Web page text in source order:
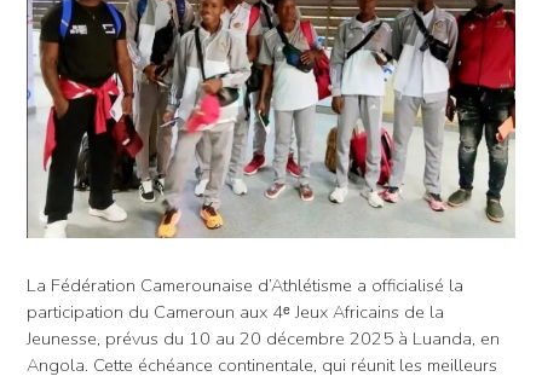
La Fédération Camerounaise d’Athlétisme a officialisé la
participation du Cameroun aux 4ᵉ Jeux Africains de la
Jeunesse, prévus du 10 au 20 décembre 2025 à Luanda, en
Angola. Cette échéance continentale, qui réunit les meilleurs